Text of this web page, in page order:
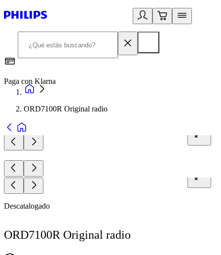
Paga con Klarna
ORD7100R Original radio
Descatalogado
ORD7100R Original radio